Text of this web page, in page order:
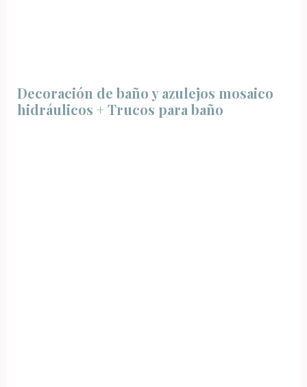
Decoración de baño y azulejos mosaico
hidráulicos + Trucos para baño